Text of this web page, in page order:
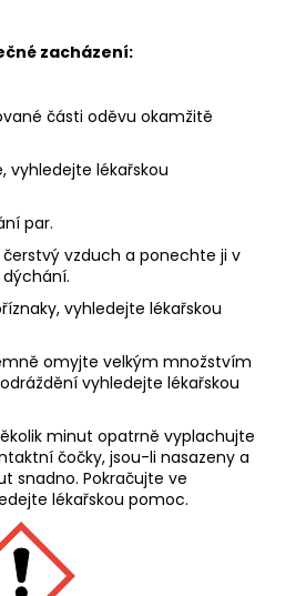
zacházení:
části oděvu okamžitě
vyhledejte lékařskou
par.
vzduch a ponechte ji v
vyhledejte lékařskou
Jemně omyjte velkým množstvím
vyhledejte lékařskou
Několik minut opatrně vyplachujte
čočky, jsou-li nasazeny a
snadno. Pokračujte ve
lékařskou pomoc.